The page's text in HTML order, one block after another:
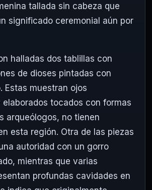
tallada sin cabeza que
significado ceremonial aún por
halladas dos tablillas con
de dioses pintadas con
Estas muestran ojos
tocados con formas
arqueólogos, no tienen
esta región. Otra de las piezas
autoridad con un gorro
mientras que varias
profundas cavidades en